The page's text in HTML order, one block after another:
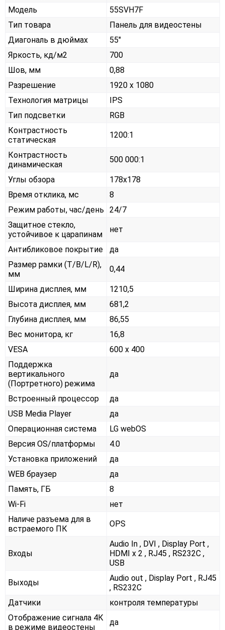
Модель
55SVH7F
Тип товара
Панель для видеостены
Диагональ в дюймах
55"
Яркость, кд/м2
700
Шов, мм
0,88
Разрешение
1920 x 1080
Технология матрицы
IPS
Тип подсветки
RGB
Контрастность
статическая
1200:1
Контрастность
динамическая
500 000:1
Углы обзора
178x178
Время отклика, мс
8
Режим работы, час/день
24/7
Защитное стекло,
устойчивое к царапинам
нет
Антибликовое покрытие
да
Размер рамки (T/B/L/R),
мм
0,44
Ширина дисплея, мм
1210,5
Высота дисплея, мм
681,2
Глубина дисплея, мм
86,55
Вес монитора, кг
16,8
VESA
600 x 400
Поддержка
вертикального
(Портретного) режима
да
Встроенный процессор
да
USB Media Player
да
Операционная система
LG webOS
Версия OS/платформы
4.0
Установка приложений
да
WEB браузер
да
Память, ГБ
8
Wi-Fi
нет
Наличе разъема для в
встраемого ПК
OPS
Входы
Audio In , DVI , Display Port ,
HDMI x 2 , RJ45 , RS232С ,
USB
Выходы
Audio out , Display Port , RJ45
, RS232С
Датчики
контроля температуры
Отображение сигнала 4К
в режиме видеостены
да